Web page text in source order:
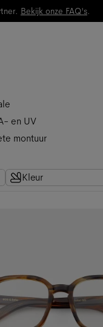
je per e-mail.
en UV
montuur
Kleur